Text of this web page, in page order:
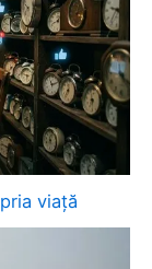
viață